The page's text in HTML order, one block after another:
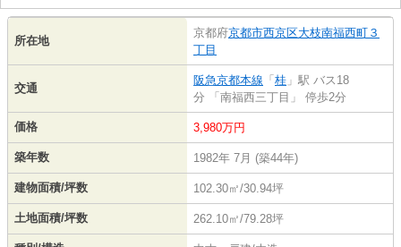
所在地
京都府京都市西京区大枝南福西町３
丁目
交通
阪急京都本線 「 桂 」駅 バス18
分 「南福西三丁目」 停歩2分
価格 3,980万円
築年数 1982年 7月 (築44年)
建物面積/坪数 102.30㎡/30.94坪
土地面積/坪数 262.10㎡/79.28坪